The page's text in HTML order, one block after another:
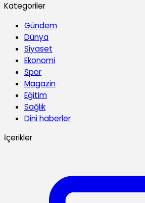
Kategoriler
Gündem
Dünya
Siyaset
Ekonomi
Spor
Magazin
Eğitim
Sağlık
Dini haberler
İçerikler